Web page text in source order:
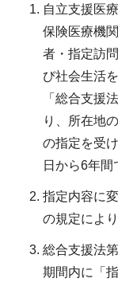
自立支援医
保険医療機
者・指定訪
び社会生活
「総合支援
り、所在地
の指定を受
日から6年間
指定内容に
の規定によ
総合支援法
期間内に「